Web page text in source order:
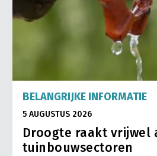
BELANGRIJKE INFORMATIE
5 AUGUSTUS 2026
Droogte raakt vrijwel
tuinbouwsectoren